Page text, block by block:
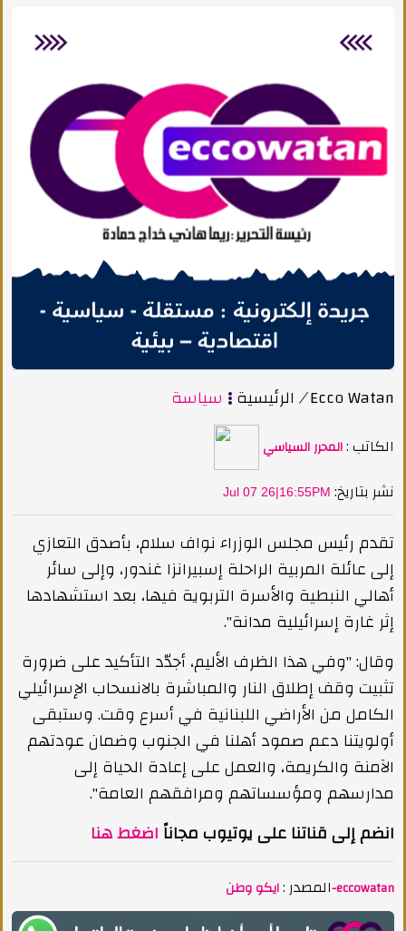
الرئيسية سياسة /Ecco Watan
الكاتب :المحرر السياسي
Jul 07 26|16:55PM :نشر بتاريخ
تقدم رئيس مجلس الوزراء نواف سلام، بأصدق التعازي
إلى عائلة المربية الراحلة إسبيرانزا غندور، وإلى سائر
أهالي النبطية والأسرة التربوية فيها، بعد استشهادها
إثر غارة إسرائيلية مدانة".
وقال: "وفي هذا الظرف الأليم، أجدّد التأكيد على ضرورة
تثبيت وقف إطلاق النار والمباشرة بالانسحاب الإسرائيلي
الكامل من الأراضي اللبنانية في أسرع وقت. وستبقى
أولويتنا دعم صمود أهلنا في الجنوب وضمان عودتهم
الآمنة والكريمة، والعمل على إعادة الحياة إلى
مدارسهم ومؤسساتهم ومرافقهم العامة".
انضم إلى قناتنا على يوتيوب مجاناً اضغط هنا
المصدر :ايكو وطن-eccowatan